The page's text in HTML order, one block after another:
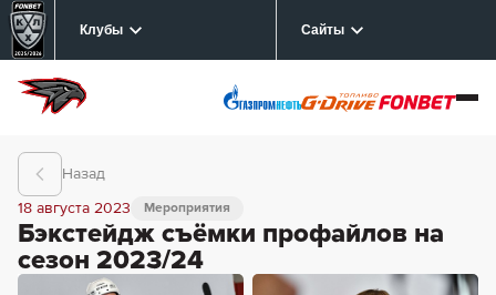
Клубы Сайты
Назад
Бэкстейдж съёмки профайлов на
сезон 2023/24
Мероприятия
18 августа 2023